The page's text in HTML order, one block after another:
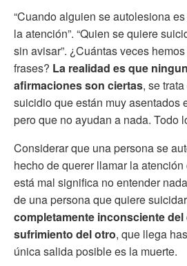
“Cuando alguien se autolesiona
la atención”. “Quien se quiere
sin avisar”. ¿Cuántas veces
frases? La realidad es que
afirmaciones son ciertas, se
suicidio que están muy asentados
pero que no ayudan a nada. Todo
Considerar que una persona se
hecho de querer llamar la
está mal significa no entender
de una persona que quiere
completamente inconsciente
sufrimiento del otro, que llega
única salida posible es la muerte.